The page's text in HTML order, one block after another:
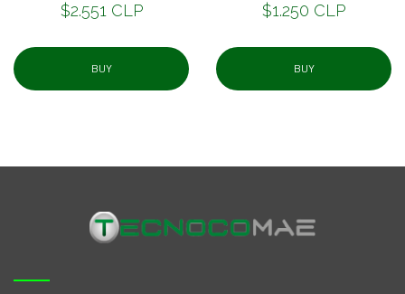
$2.551 CLP
BUY
$1.250 CLP
BUY